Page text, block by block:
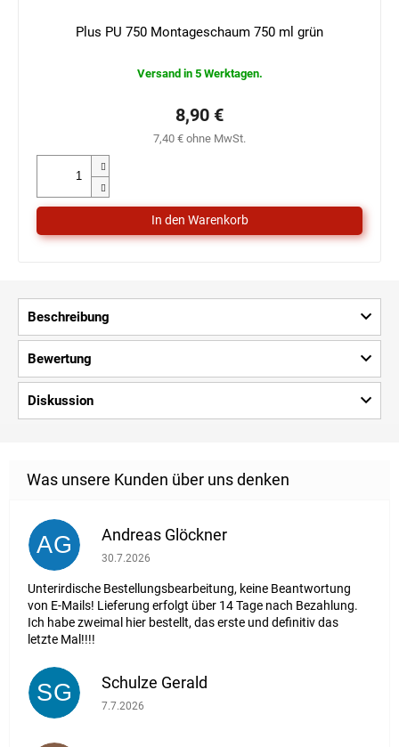
Plus PU 750 Montageschaum 750 ml grün
Versand in 5 Werktagen.
7,40 € ohne MwSt.
8,90 €
Beschreibung
Bewertung
Diskussion
AG Andreas Glöckner
Die Shop-Bewertung beträgt 1 von 5 Sternen.
30.7.2026
Unterirdische Bestellungsbearbeitung, keine Beantwortung
von E-Mails! Lieferung erfolgt über 14 Tage nach Bezahlung.
Ich habe zweimal hier bestellt, das erste und definitiv das
letzte Mal!!!!
SG Schulze Gerald
Die Shop-Bewertung beträgt 5 von 5 Sternen.
7.7.2026